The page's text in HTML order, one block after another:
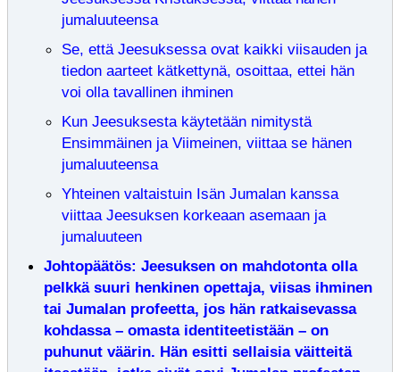
jumaluuteensa
Se, että Jeesuksessa ovat kaikki viisauden ja
tiedon aarteet kätkettynä, osoittaa, ettei hän
voi olla tavallinen ihminen
Kun Jeesuksesta käytetään nimitystä
Ensimmäinen ja Viimeinen, viittaa se hänen
jumaluuteensa
Yhteinen valtaistuin Isän Jumalan kanssa
viittaa Jeesuksen korkeaan asemaan ja
jumaluuteen
Johtopäätös: Jeesuksen on mahdotonta olla
pelkkä suuri henkinen opettaja, viisas ihminen
tai Jumalan profeetta, jos hän ratkaisevassa
kohdassa – omasta identiteetistään – on
puhunut väärin. Hän esitti sellaisia väitteitä